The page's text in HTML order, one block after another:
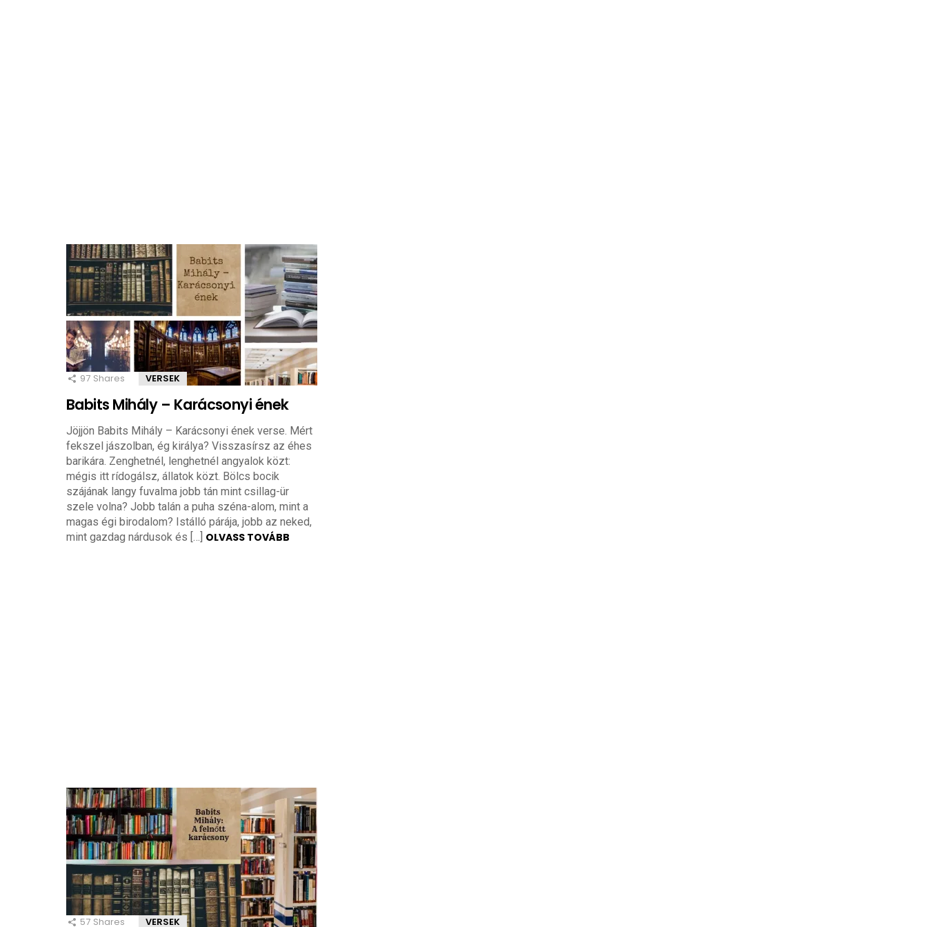
97 Shares VERSEK
Babits Mihály – Karácsonyi ének
Jöjjön Babits Mihály – Karácsonyi ének verse. Mért
fekszel jászolban, ég királya? Visszasírsz az éhes
barikára. Zenghetnél, lenghetnél angyalok közt:
mégis itt rídogálsz, állatok közt. Bölcs bocik
szájának langy fuvalma jobb tán mint csillag-ür
szele volna? Jobb talán a puha széna-alom, mint a
magas égi birodalom? Istálló párája, jobb az neked,
mint gazdag nárdusok és […] OLVASS TOVÁBB
57 Shares VERSEK